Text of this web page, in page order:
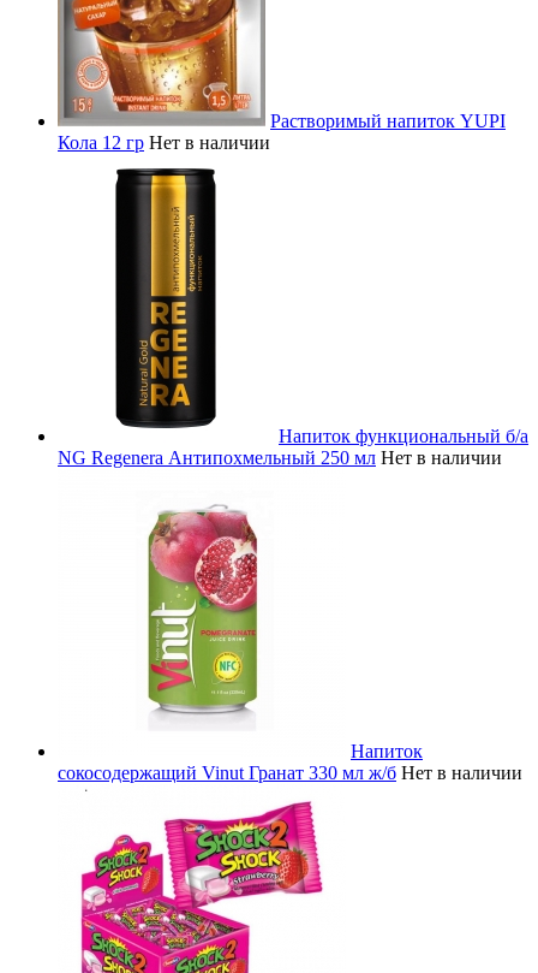
Растворимый напиток YUPI
Кола 12 гр Нет в наличии
Напиток функциональный б/а
NG Regenera Антипохмельный 250 мл Нет в наличии
Напиток
сокосодержащий Vinut Гранат 330 мл ж/б Нет в наличии